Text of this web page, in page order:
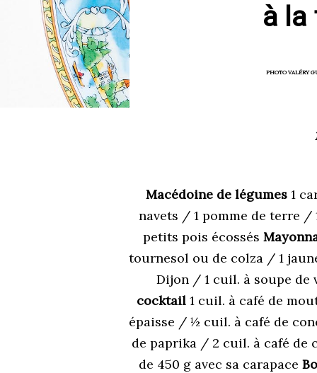
à la
PHOTO VALÉRY
Macédoine de légumes 1
navets / 1 pomme de terre /
petits pois écossés
tournesol ou de colza / 1
Dijon / 1 cuil. à soupe
cocktail 1 cuil. à café de
épaisse / ½ cuil. à café de
de paprika / 2 cuil. à café de
de 450 g avec sa carapace